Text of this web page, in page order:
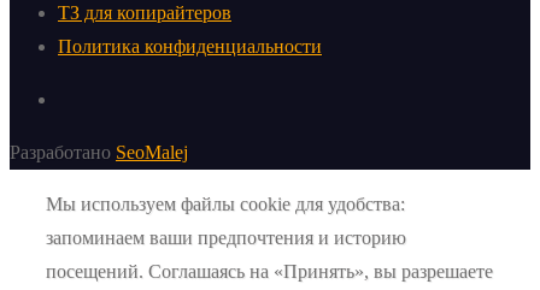
ТЗ для копирайтеров
Политика конфиденциальности
Разработано SeoMalej
Мы используем файлы cookie для удобства:
запоминаем ваши предпочтения и историю
посещений. Соглашаясь на «Принять», вы разрешаете